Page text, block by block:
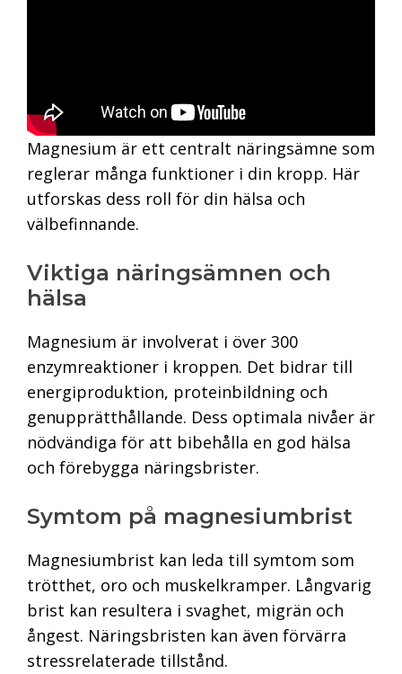
Magnesium är ett centralt näringsämne som
reglerar många funktioner i din kropp. Här
utforskas dess roll för din hälsa och
välbefinnande.
Viktiga näringsämnen och
hälsa
Magnesium är involverat i över 300
enzymreaktioner i kroppen. Det bidrar till
energiproduktion, proteinbildning och
genupprätthållande. Dess optimala nivåer är
nödvändiga för att bibehålla en god hälsa
och förebygga näringsbrister.
Symtom på magnesiumbrist
Magnesiumbrist kan leda till symtom som
trötthet, oro och muskelkramper. Långvarig
brist kan resultera i svaghet, migrän och
ångest. Näringsbristen kan även förvärra
stressrelaterade tillstånd.